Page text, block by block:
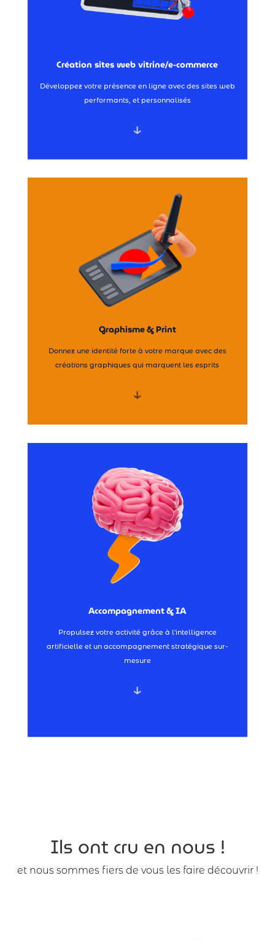
Création sites web vitrine/e-commerce
Développez votre présence en ligne avec des sites web
performants, et personnalisés
↓
Création web
Site E-commerce →
Graphisme & Print
Donnez une identité forte à votre marque avec des
créations graphiques qui marquent les esprits
↓
Graphisme & Print
Graphisme Print & Web →
Goodies & Objets Publicitaires →
Accompagnement & IA
Propulsez votre activité grâce à l'intelligence
artificielle et un accompagnement stratégique sur-
mesure
↓
Accompagnement & IA
Stratégie IA →
Formations & Coaching →
Stratégie Réseaux Sociaux & IA →
IA-Services →
Ils ont cru en nous !
et nous sommes fiers de vous les faire découvrir !